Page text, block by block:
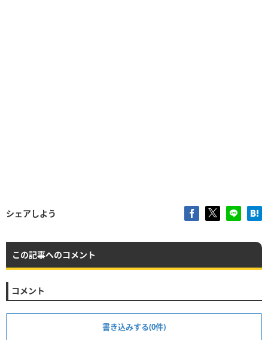
シェアしよう
この記事へのコメント
コメント
書き込みする(0件)